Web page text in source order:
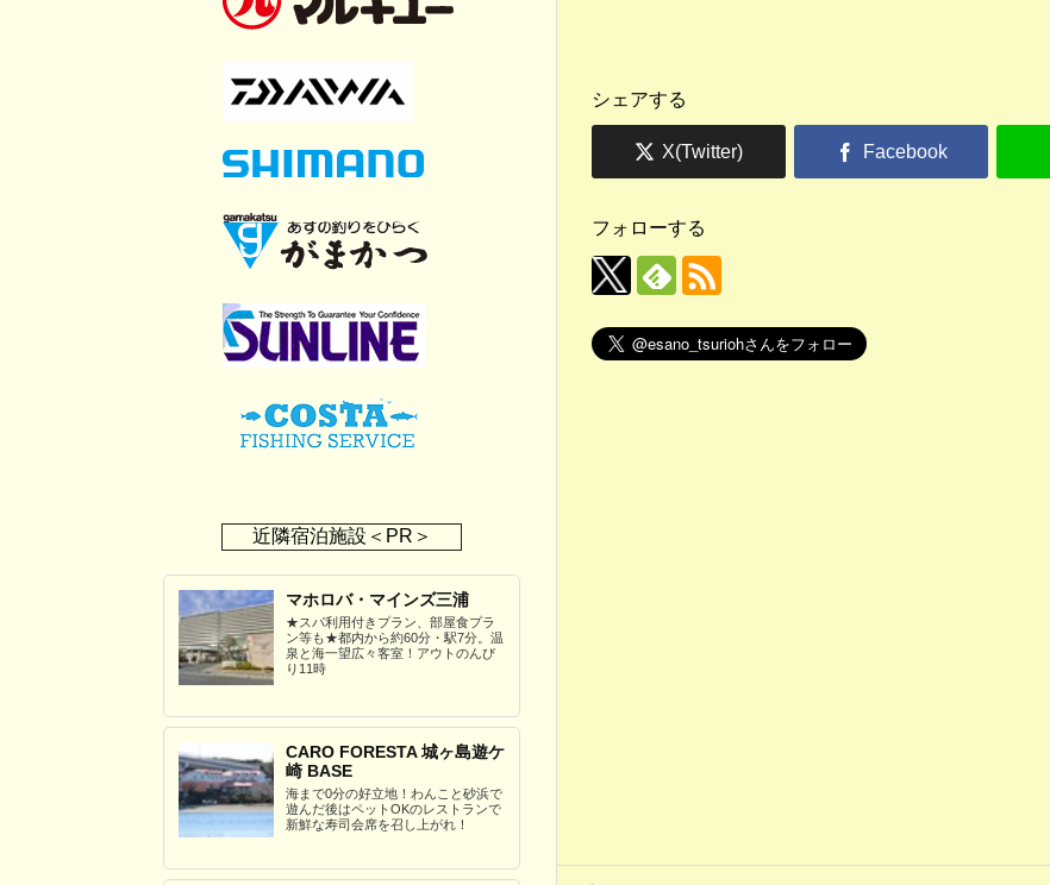
シェアする
フォローする
近隣宿泊施設＜PR＞
マホロバ・マインズ三浦
★スパ利用付きプラン、部屋食プラ
ン等も★都内から約60分・駅7分。温
泉と海一望広々客室！アウトのんび
り11時
CARO FORESTA 城ヶ島遊ケ
崎 BASE
海まで0分の好立地！わんこと砂浜で
遊んだ後はペットOKのレストランで
新鮮な寿司会席を召し上がれ！